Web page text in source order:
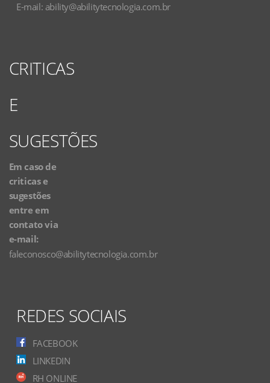
E-mail: ability@abilitytecnologia.com.br
CRITICAS
E
SUGESTÕES
Em caso de
criticas e
sugestões
entre em
contato via
e-mail:
faleconosco@abilitytecnologia.com.br
REDES SOCIAIS
FACEBOOK
LINKEDIN
RH ONLINE